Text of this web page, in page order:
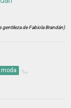
gentileza de Fabiola Brandán)
moda